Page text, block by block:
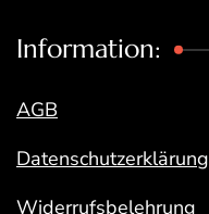
Information:
AGB
Datenschutzerklärung
Widerrufsbelehrung